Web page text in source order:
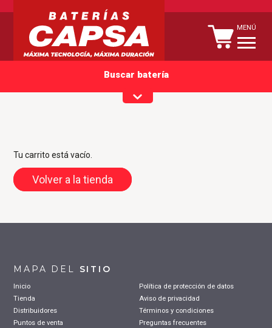
MENÚ
Buscar batería
Encuentra tu batería
Tipo de vehículo
Marca
Tu carrito está vacío.
Volver a la tienda
MAPA DEL SITIO
Inicio
Tienda
Distribuidores
Puntos de venta
Política de protección de datos
Aviso de privacidad
Términos y condiciones
Preguntas frecuentes